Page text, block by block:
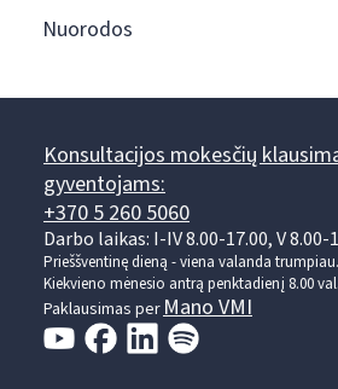
Nuorodos
Konsultacijos mokesčių
gyventojams:
+370 5 260 5060
Darbo laikas: I-IV 8.00-17.00, V 8.00-
Prieššventinę dieną - viena valanda trumpiau.
Kiekvieno mėnesio antrą penktadienį 8.00
Paklausimas perMano VMI